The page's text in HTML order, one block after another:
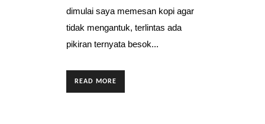
dimulai saya memesan kopi agar
tidak mengantuk, terlintas ada
pikiran ternyata besok...
READ MORE